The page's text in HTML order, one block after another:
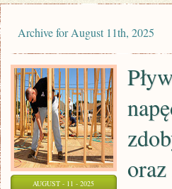
Archive for August 11th, 2025
AUGUST - 11 - 2025